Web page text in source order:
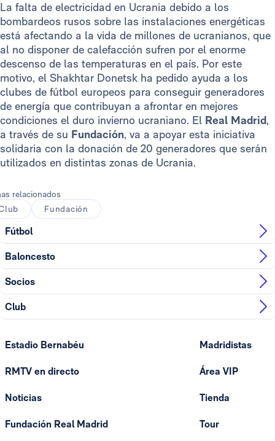
La falta de electricidad en Ucrania debido a los
bombardeos rusos sobre las instalaciones energéticas
está afectando a la vida de millones de ucranianos, que
al no disponer de calefacción sufren por el enorme
descenso de las temperaturas en el país. Por este
motivo, el Shakhtar Donetsk ha pedido ayuda a los
clubes de fútbol europeos para conseguir generadores
de energía que contribuyan a afrontar en mejores
condiciones el duro invierno ucraniano. El Real Madrid,
a través de su Fundación, va a apoyar esta iniciativa
solidaria con la donación de 20 generadores que serán
utilizados en distintas zonas de Ucrania.
relacionados
Fundación
Fútbol
Baloncesto
Socios
Club
Estadio Bernabéu
RMTV en directo
Noticias
Fundación Real Madrid
Madridistas
Área VIP
Tienda
Tour